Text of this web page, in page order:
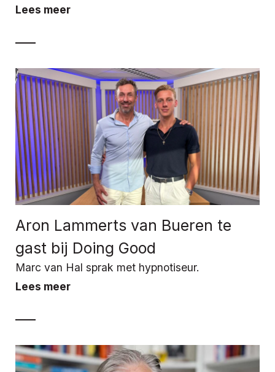
Lees meer
Aron Lammerts van Bueren te
gast bij Doing Good
Marc van Hal sprak met hypnotiseur.
Lees meer